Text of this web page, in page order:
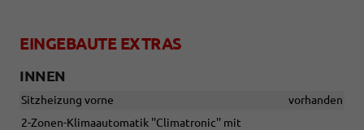
EINGEBAUTE EXTRAS
INNEN
Sitzheizung vorne
vorhanden
2-Zonen-Klimaautomatik ''Climatronic'' mit